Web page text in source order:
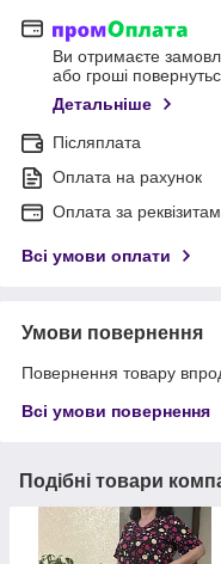
Ви отримаєте
або гроші
Детальніше
Післяплата
Оплата на рахунок
Оплата за
Всі умови оплати
Умови повернення
Повернення товару
Всі умови повернення
Подібні товари